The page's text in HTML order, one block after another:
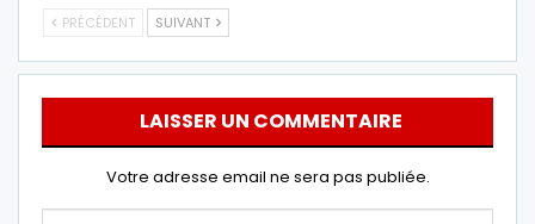
PRÉCÉDENT SUIVANT
LAISSER UN COMMENTAIRE
Votre adresse email ne sera pas publiée.